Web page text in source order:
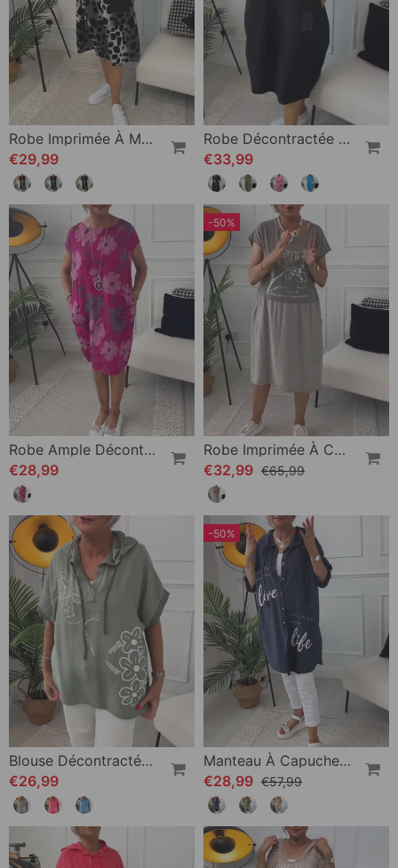
Robe Imprimée À Manches Courtes Et Col Rond
€29,99
Robe Décontractée À Manches Courtes Et Imprimé Lettre Simple
€33,99
Robe Ample Décontractée À Imprimé Floral Et Poches À Manches Courtes
€28,99
-50%
Robe Imprimée À Col Rond Et Manches Courtes
€32,99 €65,99
Blouse Décontractée À Capuche Et Manches Courtes À Imprimé Floral
€26,99
-50%
Manteau À Capuche Boutonné Imprimé Lettre
€28,99 €57,99